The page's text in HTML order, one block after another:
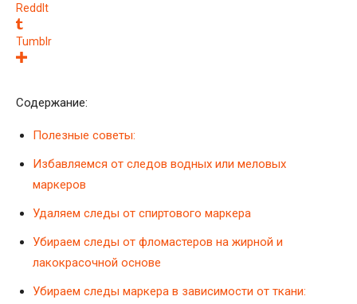
ReddIt
Tumblr
Содержание:
Полезные советы:
Избавляемся от следов водных или меловых
маркеров
Удаляем следы от спиртового маркера
Убираем следы от фломастеров на жирной и
лакокрасочной основе
Убираем следы маркера в зависимости от ткани: